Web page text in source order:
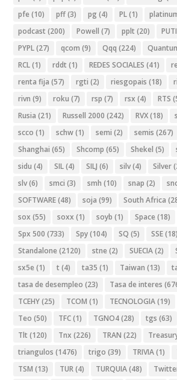
pfe (10) pff(3) pg (4) PL(1)
podcast (200) Powell (7) pplt (20)
PYPL(27) qcom (9) Qqq (224)
RCL(1) rddt (1) REDES SOCIALES (41)
renta fija (57) rgti (2) riesgopais (18)
rivn (9) roku (7) rsp (7) rsx (4) RTS
Rusia (21) Russell 2000 (242) RVX(18)
scco (1) schw(1) semi (2) semis (267)
Shanghai (65) Shcomp (65) Shekel (5)
sidu (4) SIL(4) SILJ (6) silv(4) Silver
slv(6) smci (3) smh (10) snap (2)
SOFTWARE(48) soja (99) South Africa
sox (55) soxx (1) soyb (1) Space (18)
Spx 500 (733) Spy(104) SQ (5) SSE(18)
Standalone (2120) stne (2) SUECIA(2)
sx5e (1) t (4) ta35 (1) Taiwan (13)
tasa de desempleo (23) Tasa de interes
TCEHY(25) TCOM (1) TECNOLOGIA(19)
Teo (50) TFC(1) TGNO4(28) tgs (63)
Tlt (120) Tnx (226) TRAN (22)
triangulos (1476) trigo (39) TRIVIA(1)
TSM (13) TUR(4) TURQUIA(48)